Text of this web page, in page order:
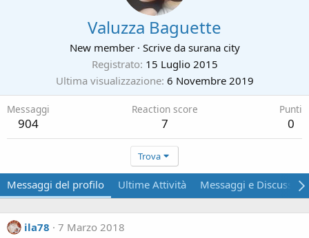
Valuzza Baguette
New member · Scrive da surana city
Registrato 15 Luglio 2015
Ultima visualizzazione 6 Novembre 2019
Messaggi
904
Reaction score
7
Punti
0
Trova
Messaggi del profilo Ultime Attività Messaggi e
ila78
7 Marzo 2018